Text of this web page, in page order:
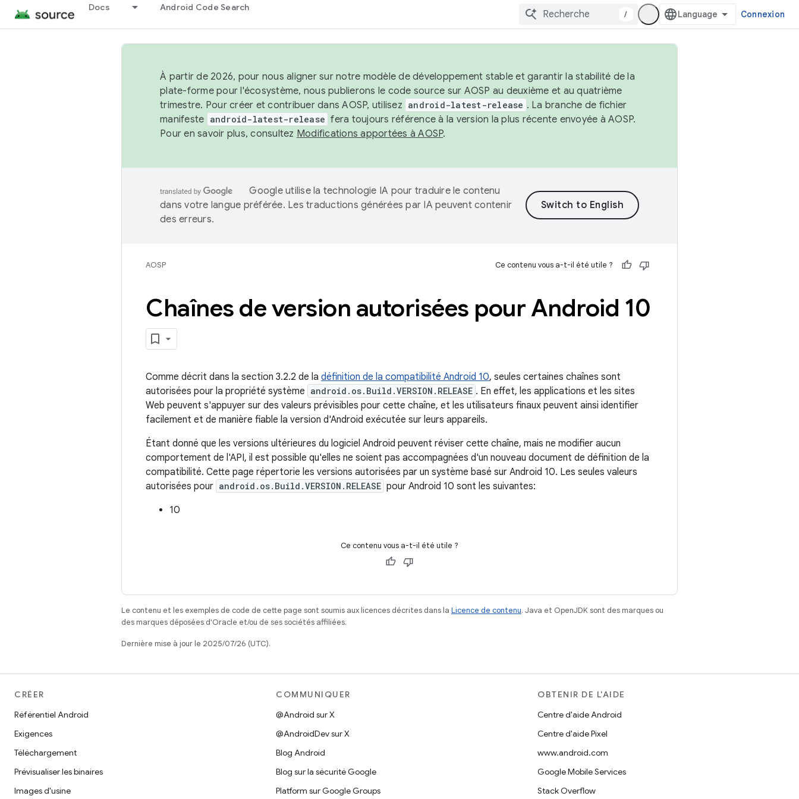
Docs Android Code Search
/ Connexion
À partir de 2026, pour nous aligner sur notre modèle de développement stable et garantir la stabilité de la
plate-forme pour l'écosystème, nous publierons le code source sur AOSP au deuxième et au quatrième
trimestre. Pour créer et contribuer dans AOSP, utilisez android-latest-release . La branche de fichier
manifeste android-latest-release fera toujours référence à la version la plus récente envoyée à AOSP.
Pour en savoir plus, consultez Modifications apportées à AOSP.
Google utilise la technologie IA pour traduire le contenu
dans votre langue préférée. Les traductions générées par IA peuvent contenir
des erreurs.
AOSP Ce contenu vous a-t-il été utile ?
Chaînes de version autorisées pour Android 10
Comme décrit dans la section 3.2.2 de la définition de la compatibilité Android 10, seules certaines chaînes sont
autorisées pour la propriété système android.os.Build.VERSION.RELEASE . En effet, les applications et les sites
Web peuvent s'appuyer sur des valeurs prévisibles pour cette chaîne, et les utilisateurs finaux peuvent ainsi identifier
facilement et de manière fiable la version d'Android exécutée sur leurs appareils.
Étant donné que les versions ultérieures du logiciel Android peuvent réviser cette chaîne, mais ne modifier aucun
comportement de l'API, il est possible qu'elles ne soient pas accompagnées d'un nouveau document de définition de la
compatibilité. Cette page répertorie les versions autorisées par un système basé sur Android 10. Les seules valeurs
autorisées pour android.os.Build.VERSION.RELEASE pour Android 10 sont les suivantes:
10
Ce contenu vous a-t-il été utile ?
Le contenu et les exemples de code de cette page sont soumis aux licences décrites dans la Licence de contenu. Java et OpenJDK sont des marques ou
des marques déposées d'Oracle et/ou de ses sociétés affiliées.
Dernière mise à jour le 2025/07/26 (UTC).
CRÉER
Référentiel Android
Exigences
Téléchargement
Prévisualiser les binaires
Images d'usine
COMMUNIQUER
@Android sur X
@AndroidDev sur X
Blog Android
Blog sur la sécurité Google
Platform sur Google Groups
OBTENIR DE L'AIDE
Centre d'aide Android
Centre d'aide Pixel
www.android.com
Google Mobile Services
Stack Overflow